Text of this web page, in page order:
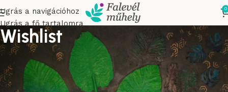
Ugrás a navigációhoz
Ugrás a fő tartalomra
0
Wishlist